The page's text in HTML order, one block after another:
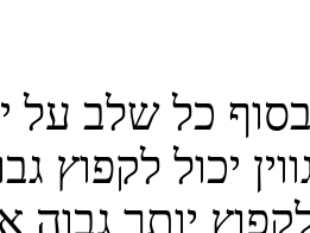
בסוף כל שלב
יכול לקפוץ
יותר גבוה